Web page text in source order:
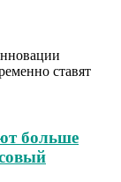
ставят
больше